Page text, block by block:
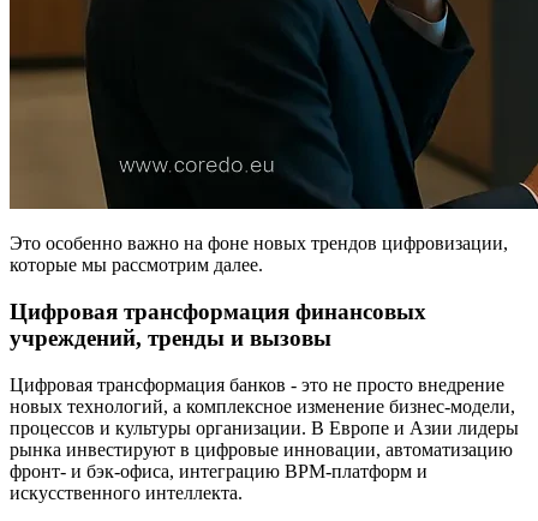
Это особенно важно на фоне новых трендов цифровизации,
которые мы рассмотрим далее.
Цифровая трансформация финансовых
учреждений, тренды и вызовы
Цифровая трансформация банков - это не просто внедрение
новых технологий, а комплексное изменение бизнес-модели,
процессов и культуры организации. В Европе и Азии лидеры
рынка инвестируют в цифровые инновации, автоматизацию
фронт- и бэк-офиса, интеграцию BPM-платформ и
искусственного интеллекта.